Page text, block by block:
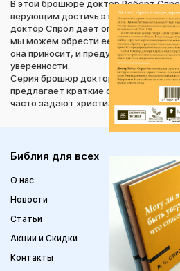
В этой брошюре доктор Роберт
верующим достичь этой цели. В
доктор Спрол дает определение
мы можем обрести ее, раскрывает
она приносит, и предупреждает об
уверенности.
Серия брошюр доктора Спрола
предлагает краткие ответы на
часто задают христиане и
Библия для всех
О нас
Новости
Статьи
Акции и Скидки
Контакты